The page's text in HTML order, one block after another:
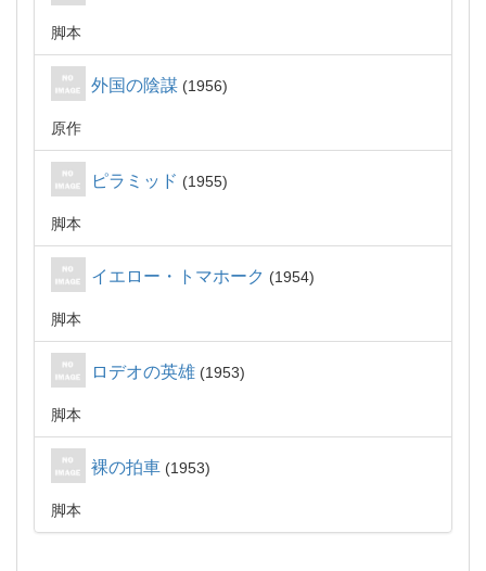
脚本
外国の陰謀 1956
原作
ピラミッド 1955
脚本
イエロー・トマホーク 1954
脚本
ロデオの英雄 1953
脚本
裸の拍車 1953
脚本